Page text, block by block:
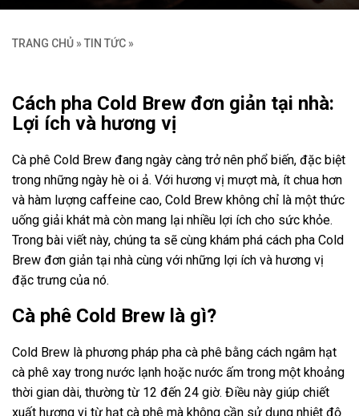
TRANG CHỦ » TIN TỨC »
Cách pha Cold Brew đơn giản tại nhà:
Lợi ích và hương vị
Cà phê Cold Brew đang ngày càng trở nên phổ biến, đặc biệt
trong những ngày hè oi ả. Với hương vị mượt mà, ít chua hơn
và hàm lượng caffeine cao, Cold Brew không chỉ là một thức
uống giải khát mà còn mang lại nhiều lợi ích cho sức khỏe.
Trong bài viết này, chúng ta sẽ cùng khám phá cách pha Cold
Brew đơn giản tại nhà cùng với những lợi ích và hương vị
đặc trưng của nó.
Cà phê Cold Brew là gì?
Cold Brew là phương pháp pha cà phê bằng cách ngâm hạt
cà phê xay trong nước lạnh hoặc nước ấm trong một khoảng
thời gian dài, thường từ 12 đến 24 giờ. Điều này giúp chiết
xuất hương vị từ hạt cà phê mà không cần sử dụng nhiệt độ